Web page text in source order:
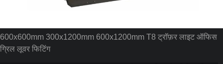
600x600mm 300x1200mm 600x1200mm T8 ट्रॉफ़र लाइट ऑफिस
ग्रिल लूवर फिटिंग